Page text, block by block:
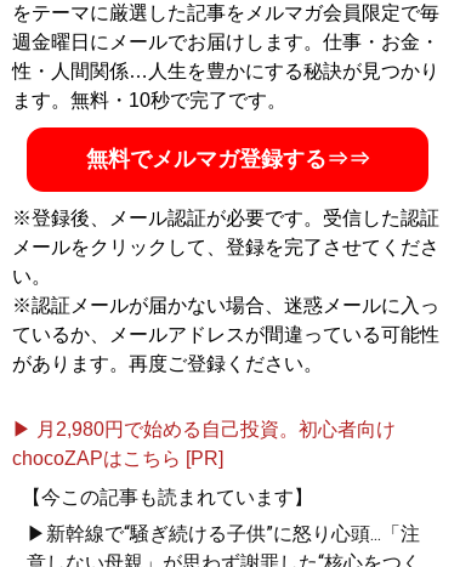
記事一覧へ
をテーマに厳選した記事をメルマガ会員限定で毎
週金曜日にメールでお届けします。仕事・お金・
性・人間関係…人生を豊かにする秘訣が見つかり
ます。無料・10秒で完了です。
無料でメルマガ登録する⇒⇒
※登録後、メール認証が必要です。受信した認証
メールをクリックして、登録を完了させてくださ
い。
※認証メールが届かない場合、迷惑メールに入っ
ているか、メールアドレスが間違っている可能性
があります。再度ご登録ください。
▶ 月2,980円で始める自己投資。初心者向け
chocoZAPはこちら [PR]
【今この記事も読まれています】
▶新幹線で“騒ぎ続ける子供”に怒り心頭...「注